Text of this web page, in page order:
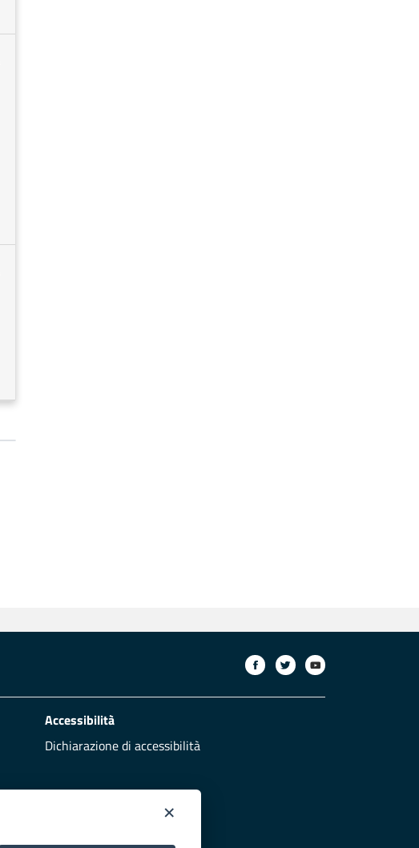
Accessibilità
Dichiarazione di accessibilità
×